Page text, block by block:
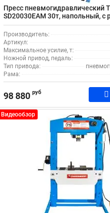
Пресс пневмогидравлический
SD20030EAM 30т, напольный, с
пневматическим приводом,
180 мм, подвижным цилиндром
Производитель:
Артикул:
Максимальное усилие, т:
Ножной привод, педаль:
Тип привода:
Рама:
98 880 руб
Видеообзор